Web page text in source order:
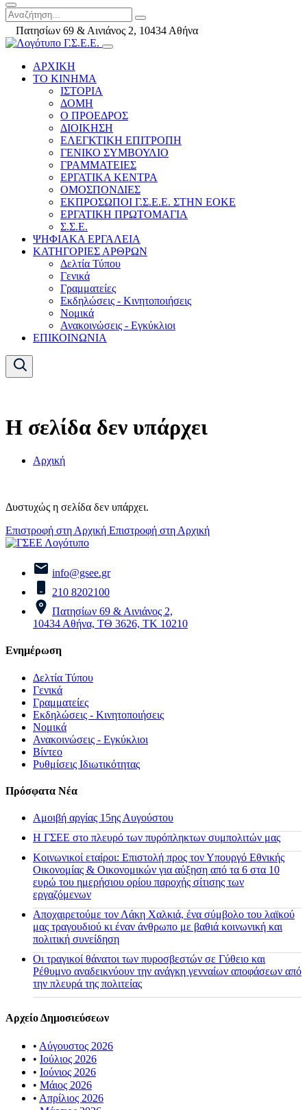
Πατησίων 69 & Αινιάνος 2, 10434 Αθήνα
ΑΡΧΙΚΗ
ΤΟ ΚΙΝΗΜΑ
ΙΣΤΟΡΙΑ
ΔΟΜΗ
Ο ΠΡΟΕΔΡΟΣ
ΔΙΟΙΚΗΣΗ
ΕΛΕΓΚΤΙΚΗ ΕΠΙΤΡΟΠΗ
ΓΕΝΙΚΟ ΣΥΜΒΟΥΛΙΟ
ΓΡΑΜΜΑΤΕΙΕΣ
ΕΡΓΑΤΙΚΑ ΚΕΝΤΡΑ
ΟΜΟΣΠΟΝΔΙΕΣ
ΕΚΠΡΟΣΩΠΟΙ Γ.Σ.Ε.Ε. ΣΤΗΝ ΕΟΚΕ
ΕΡΓΑΤΙΚΗ ΠΡΩΤΟΜΑΓΙΑ
Σ.Σ.Ε.
ΨΗΦΙΑΚΑ ΕΡΓΑΛΕΙΑ
ΚΑΤΗΓΟΡΙΕΣ ΑΡΘΡΩΝ
Δελτία Τύπου
Γενικά
Γραμματείες
Εκδηλώσεις - Κινητοποιήσεις
Νομικά
Ανακοινώσεις - Εγκύκλιοι
ΕΠΙΚΟΙΝΩΝΙΑ
Η σελίδα δεν υπάρχει
Αρχική
Δυστυχώς η σελίδα δεν υπάρχει.
Επιστροφή στη Αρχική Επιστροφή στη Αρχική
info@gsee.gr
210 8202100
Πατησίων 69 & Αινιάνος 2,
10434 Αθήνα, ΤΘ 3626, ΤΚ 10210
Ενημέρωση
Δελτία Τύπου
Γενικά
Γραμματείες
Εκδηλώσεις - Κινητοποιήσεις
Νομικά
Ανακοινώσεις - Εγκύκλιοι
Βίντεο
Ρυθμίσεις Ιδιωτικότητας
Πρόσφατα Νέα
Αμοιβή αργίας 15ης Αυγούστου
H ΓΣΕΕ στο πλευρό των πυρόπληκτων συμπολιτών μας
Κοινωνικοί εταίροι: Επιστολή προς τον Υπουργό Εθνικής
Οικονομίας & Οικονομικών για αύξηση από τα 6 στα 10
ευρώ του ημερήσιου ορίου παροχής σίτισης των
εργαζόμενων
Αποχαιρετούμε τον Λάκη Χαλκιά, ένα σύμβολο του λαϊκού
μας τραγουδιού κι έναν άνθρωπο με βαθιά κοινωνική και
πολιτική συνείδηση
Οι τραγικοί θάνατοι των πυροσβεστών σε Γύθειο και
Ρέθυμνο αναδεικνύουν την ανάγκη γενναίων αποφάσεων από
την πλευρά της πολιτείας
Αρχείο Δημοσιεύσεων
• Αύγουστος 2026
• Ιούλιος 2026
• Ιούνιος 2026
• Μάιος 2026
• Απρίλιος 2026